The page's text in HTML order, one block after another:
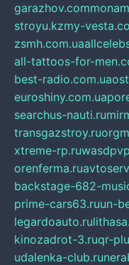
garazhov.com
stroyu.kzmy-
zsmh.com.ua
all-tattoos-for-
best-radio.com.ua
euroshiny.com.ua
searchus-nauti.ru
transgazstroy.ru
xtreme-rp.ru
orenferma.ru
backstage-682-
prime-cars63.ruun-
legardoauto.ru
kinozadrot-3.ruqr-
udalenka-club.ru